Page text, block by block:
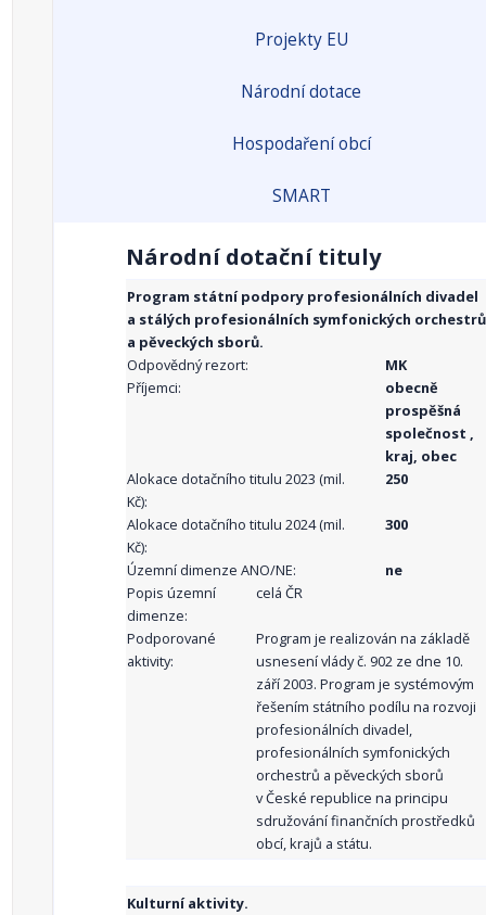
Projekty EU
Národní dotace
Hospodaření obcí
SMART
Národní dotační tituly
Program státní podpory profesionálních divadel
a stálých profesionálních symfonických orchestrů
a pěveckých sborů.
Odpovědný rezort:
MK
Příjemci:
obecně
prospěšná
společnost ,
kraj, obec
Alokace dotačního titulu 2023 (mil.
Kč):
250
Alokace dotačního titulu 2024 (mil.
Kč):
300
Územní dimenze ANO/NE:
ne
Popis územní
dimenze:
celá ČR
Podporované
aktivity:
Program je realizován na základě
usnesení vlády č. 902 ze dne 10.
září 2003. Program je systémovým
řešením státního podílu na rozvoji
profesionálních divadel,
profesionálních symfonických
orchestrů a pěveckých sborů
v České republice na principu
sdružování finančních prostředků
obcí, krajů a státu.
Kulturní aktivity.